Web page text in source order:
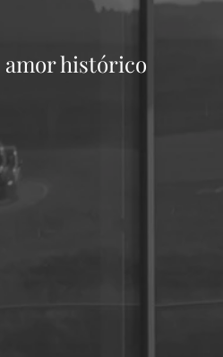
amor histórico